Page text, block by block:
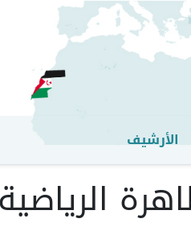
تجاوز
إلى
المحتوى
الرئيسي
الأرشيف
الـ 25 من